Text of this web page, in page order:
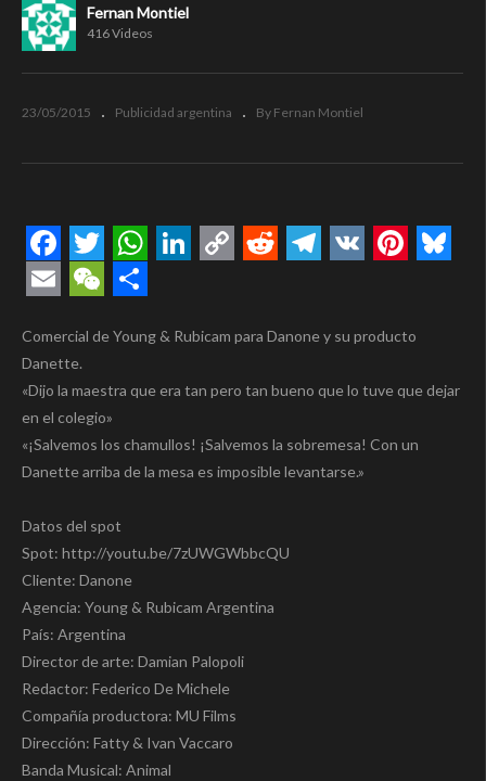
Fernan Montiel
416 Videos
23/05/2015 Publicidad argentina By Fernan Montiel
Facebook
TwitterWhatsApp
Comercial de Young & Rubicam para Danone y su producto
Danette.
«Dijo la maestra que era tan pero tan bueno que lo tuve que dejar
en el colegio»
«¡Salvemos los chamullos! ¡Salvemos la sobremesa! Con un
Danette arriba de la mesa es imposible levantarse.»
Datos del spot
Spot: http://youtu.be/7zUWGWbbcQU
Cliente: Danone
Agencia: Young & Rubicam Argentina
País: Argentina
Director de arte: Damian Palopoli
Redactor: Federico De Michele
Compañía productora: MU Films
Dirección: Fatty & Ivan Vaccaro
Banda Musical: Animal